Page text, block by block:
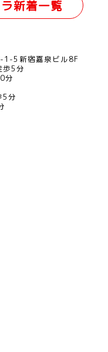
新着一覧
1-5新宿嘉泉ビル8F
歩5分
分
5分